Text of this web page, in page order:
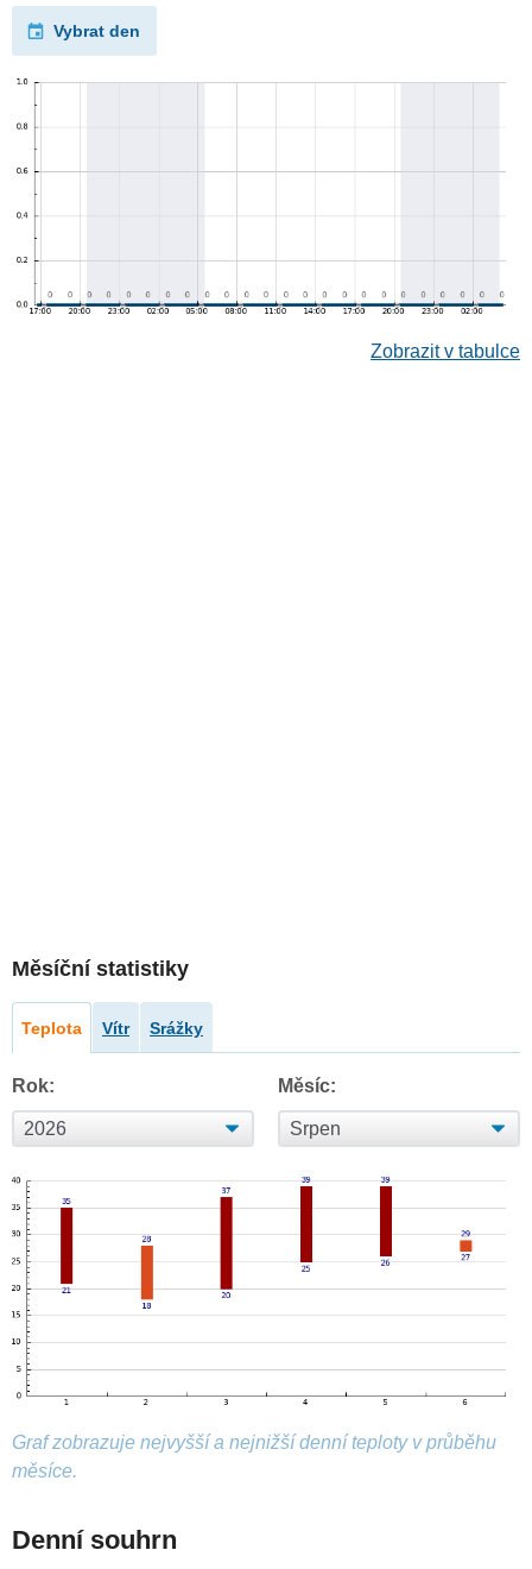
Vybrat den
Zobrazit v tabulce
Měsíční statistiky
Teplota Vítr Srážky
Rok: Měsíc:
Graf zobrazuje nejvyšší a nejnižší denní teploty v průběhu
měsíce.
Denní souhrn